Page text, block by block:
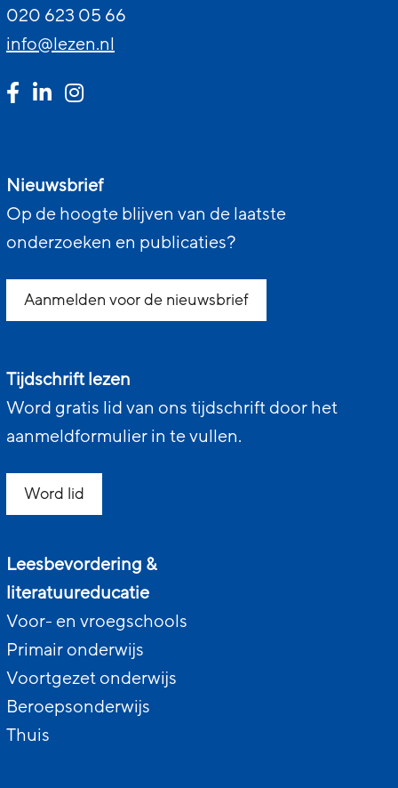
020 623 05 66
info@lezen.nl
Nieuwsbrief
Op de hoogte blijven van de laatste
onderzoeken en publicaties?
Aanmelden voor de nieuwsbrief
Tijdschrift lezen
Word gratis lid van ons tijdschrift door het
aanmeldformulier in te vullen.
Word lid
Leesbevordering &
literatuureducatie
Voor- en vroegschools
Primair onderwijs
Voortgezet onderwijs
Beroepsonderwijs
Thuis